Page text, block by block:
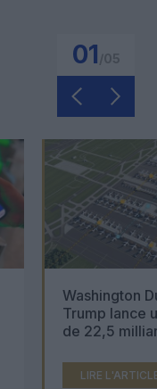
01
Washington
Trump lance
de 22,5
LIRE